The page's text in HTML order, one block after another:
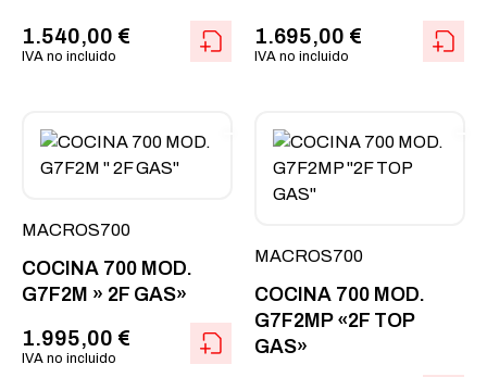
1.540,00 €
IVA no incluido
1.695,00 €
IVA no incluido
MACROS700
COCINA 700 MOD.
G7F2M » 2F GAS»
1.995,00 €
IVA no incluido
MACROS700
COCINA 700 MOD.
G7F2MP «2F TOP
GAS»